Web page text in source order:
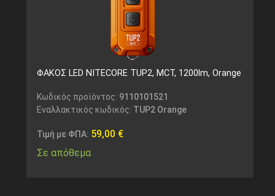
ΦΑΚΟΣ LED NITECORE TUP2, MCT, 1200lm, Orange
Κωδικός προϊόντος: 9110101521
Εναλλακτικός κωδικός: TUP2 Orange
Τιμή με ΦΠΑ: 59,00 €
Σε απόθεμα